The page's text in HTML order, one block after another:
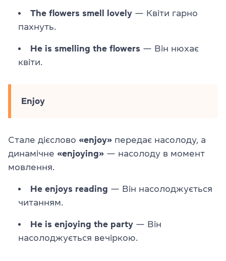
The flowers smell lovely — Квіти гарно
пахнуть.
He is smelling the flowers — Він нюхає
квіти.
Enjoy
Стале дієслово «enjoy» передає насолоду, а
динамічне «enjoying» — насолоду в момент
мовлення.
He enjoys reading — Він насолоджується
читанням.
He is enjoying the party — Він
насолоджується вечіркою.